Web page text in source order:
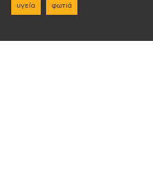
υγεία φωτιά